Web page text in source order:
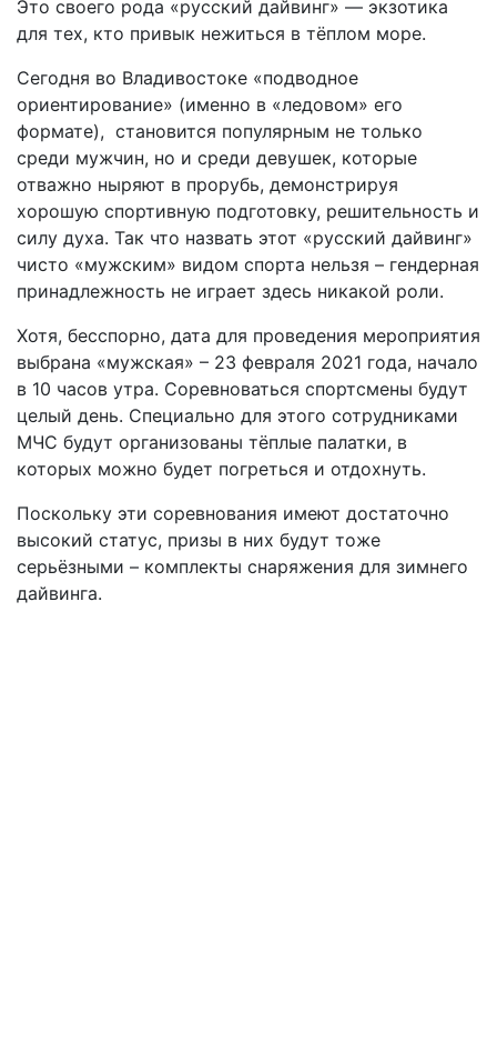
Это своего рода «русский дайвинг» — экзотика
для тех, кто привык нежиться в тёплом море.
Сегодня во Владивостоке «подводное
ориентирование» (именно в «ледовом» его
формате), становится популярным не только
среди мужчин, но и среди девушек, которые
отважно ныряют в прорубь, демонстрируя
хорошую спортивную подготовку, решительность и
силу духа. Так что назвать этот «русский дайвинг»
чисто «мужским» видом спорта нельзя – гендерная
принадлежность не играет здесь никакой роли.
Хотя, бесспорно, дата для проведения мероприятия
выбрана «мужская» – 23 февраля 2021 года, начало
в 10 часов утра. Соревноваться спортсмены будут
целый день. Специально для этого сотрудниками
МЧС будут организованы тёплые палатки, в
которых можно будет погреться и отдохнуть.
Поскольку эти соревнования имеют достаточно
высокий статус, призы в них будут тоже
серьёзными – комплекты снаряжения для зимнего
дайвинга.